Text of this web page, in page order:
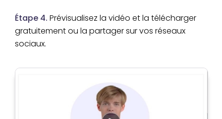
Étape 4. Prévisualisez la vidéo et la télécharger
gratuitement ou la partager sur vos réseaux
sociaux.